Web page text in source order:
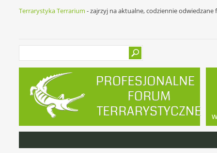
Terrarystyka Terrarium - zajrzyj na aktualne, codziennie